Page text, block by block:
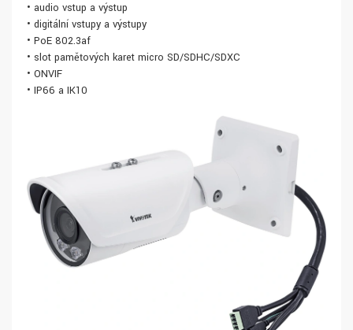
• audio vstup a výstup
• digitální vstupy a výstupy
• PoE 802.3af
• slot paměťových karet micro SD/SDHC/SDXC
• ONVIF
• IP66 a IK10